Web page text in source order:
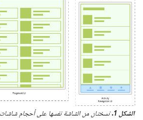
الشكل 1.
نسختان من الشاشة نفسها على أحجام